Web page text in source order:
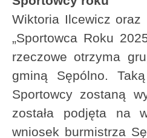
Wiktoria Ilcewicz oraz
„Sportowca Roku
rzeczowe otrzyma
gminą Sępólno.
Sportowcy zostaną
została podjęta na
wniosek burmistrza